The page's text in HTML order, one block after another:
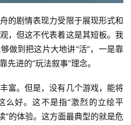
的剧情表现力受限于展现形式和
，但这不代表着这是其短板。我
做到把这片大地讲“活”，一是靠
先进的“玩法叙事”理念。
富。但是，没有几个游戏，能将
么好。这不是指“激烈的立绘平
”的体验。这方面最典型的就是危